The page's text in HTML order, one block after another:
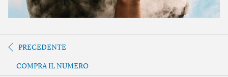
PRECEDENTE
COMPRA IL NUMERO